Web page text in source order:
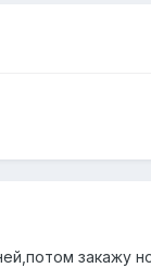
закажу